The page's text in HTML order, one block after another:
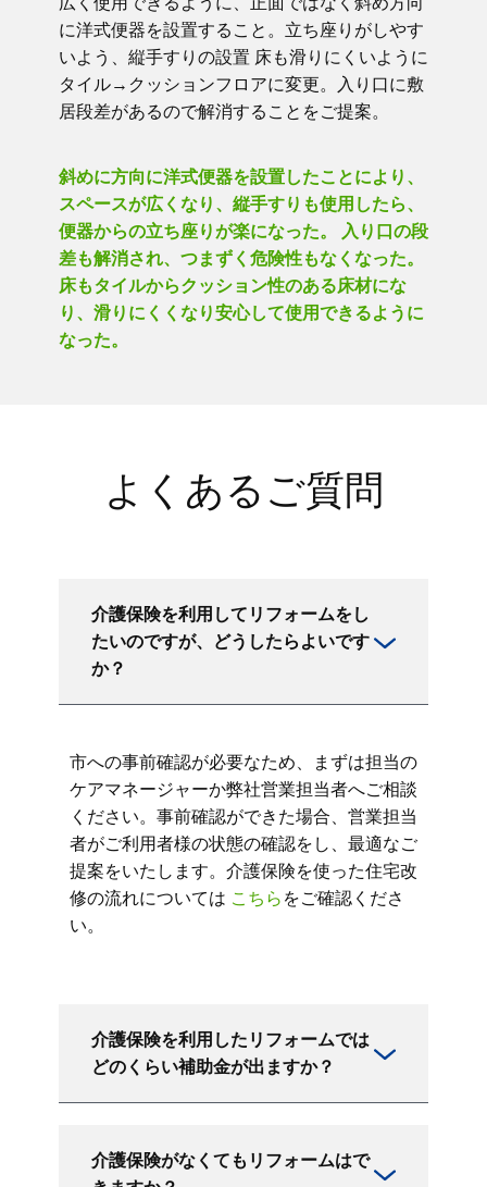
に洋式便器を設置すること。立ち座りがしやす
いよう、縦手すりの設置 床も滑りにくいように
タイル→クッションフロアに変更。入り口に敷
居段差があるので解消することをご提案。
斜めに方向に洋式便器を設置したことにより、
スペースが広くなり、縦手すりも使用したら、
便器からの立ち座りが楽になった。 入り口の段
差も解消され、つまずく危険性もなくなった。
床もタイルからクッション性のある床材にな
り、滑りにくくなり安心して使用できるように
なった。
よくあるご質問
介護保険を利用してリフォームをし
たいのですが、どうしたらよいです
か？
市への事前確認が必要なため、まずは担当の
ケアマネージャーか弊社営業担当者へご相談
ください。事前確認ができた場合、営業担当
者がご利用者様の状態の確認をし、最適なご
提案をいたします。介護保険を使った住宅改
修の流れについては こちらをご確認くださ
い。
介護保険を利用したリフォームでは
どのくらい補助金が出ますか？
介護保険がなくてもリフォームはで